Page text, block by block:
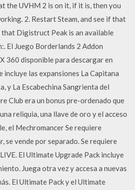
the UVHM 2 is on it, if it is, then you
2. Restart Steam, and see if that
that Digistruct Peak is an available
El Juego Borderlands 2 Addon
360 disponible para descargar en
incluye las expansiones La Capitana
y La Escabechina Sangrienta del
Club era un bonus pre-ordenado que
reliquia, una llave de oro y el acceso
el Mechromancer Se requiere
se vende por separado. Se requiere
El Ultimate Upgrade Pack incluye
Juega otra vez y accesa a nuevas
El Ultimate Pack y el Ultimate